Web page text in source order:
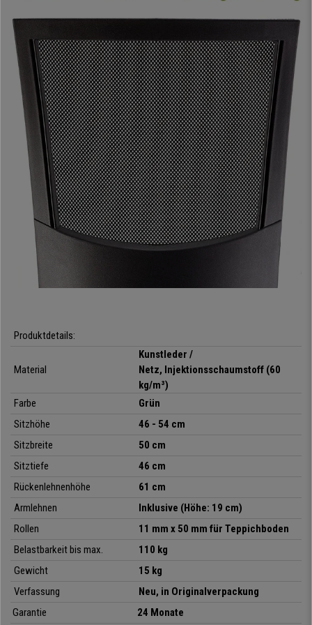
Körperhaltung auf bequeme und einfache Weise einzunehmen. Darüber
hinaus bieten die schickenDesign-Armlehnenzusätzlichen Halt und
geben dem Stuhl eine makelose Optik.
Dank derPermanentkontaktmechaniklässt sich die Rückenlehne nach
hinten neigen, ohne dabei den Winkel der Sitzfläche zu verstellen. Diese
Funktion entlastet die Wirbelsäule und ermöglicht eine größere
Bewegungsfreiheit. Dank seiner Ergonomie und Einstellmöglichkeiten
eignet sich dieser Bürostuhl für eineintensive Nutzung von 8 Stunden
täglich
Für ein angenehmes Sitzgefühl ist der breite Sitz dick gepolstert und mit
hochwertigem Kunstlederbezogen. Dieses Material zeichnet sich
zudem durch seineeinfache Pflegeund Reinigung aus und wird Ihnen
viele Jahre lang Freude bereiten. Die Polsterung mit
Injektionsschaumstoff mit einer Dichte von 60 kg/m³
Sitzen viel bequemer. Dieser Schaumstoff wird in eine geschlossene
Gußform gespritzt, so dass jedes Stück seine exakte Formgebung erhält
und sich bei Gebrauch oder im Laufe der Zeit nicht verformt. Es handelt
Wir bieten Ihnen hier einen äußerst attraktiven Bürostuhl zu einem
auf buerostuhlpro.de zum Spitzenpreis,
kostenlosem Versand bis direkt vor Ihre Tür, der umfassendsten
Garantie und dem besten Kundenservice.
• Rückenlehne mit Permanentkontaktmechanik
•Strapazierfähiger Kunstlederbezug
• Hochwertige Verarbeitung, sehr robust
Produktdetails:
Material
Kunstleder /
Netz, Injektionsschaumstoff (60
kg/m³)
Farbe
Grün
Sitzhöhe
46 - 54 cm
Sitzbreite
50 cm
Sitztiefe
46 cm
Rückenlehnenhöhe
61 cm
Armlehnen
Inklusive (Höhe: 19 cm)
Rollen
11 mm x 50 mm für Teppichboden
Belastbarkeit bis max.
110 kg
Gewicht
15 kg
Verfassung
Neu, in Originalverpackung
Garantie
24 Monate